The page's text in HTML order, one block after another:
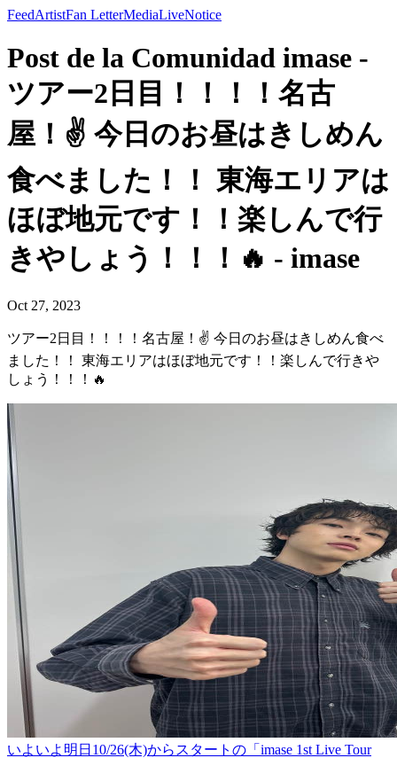
FeedArtistFan LetterMediaLiveNotice
Post de la Comunidad imase -
ツアー2日目！！！！名古
屋！✌️ 今日のお昼はきしめん
食べました！！ 東海エリアは
ほぼ地元です！！楽しんで行
きやしょう！！！🔥 - imase
Oct 27, 2023
ツアー2日目！！！！名古屋！✌️ 今日のお昼はきしめん食べ
ました！！ 東海エリアはほぼ地元です！！楽しんで行きや
しょう！！！🔥
いよいよ明日10/26(木)からスタートの「imase 1st Live Tour